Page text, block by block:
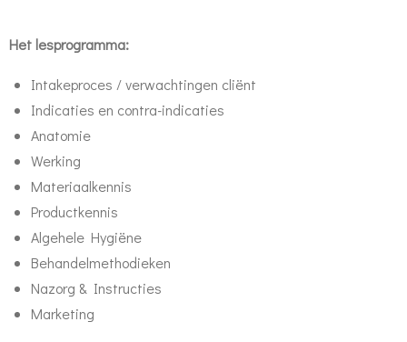
Het lesprogramma:
Intakeproces / verwachtingen cliënt
Indicaties en contra-indicaties
Anatomie
Werking
Materiaalkennis
Productkennis
Algehele Hygiëne
Behandelmethodieken
Nazorg & Instructies
Marketing